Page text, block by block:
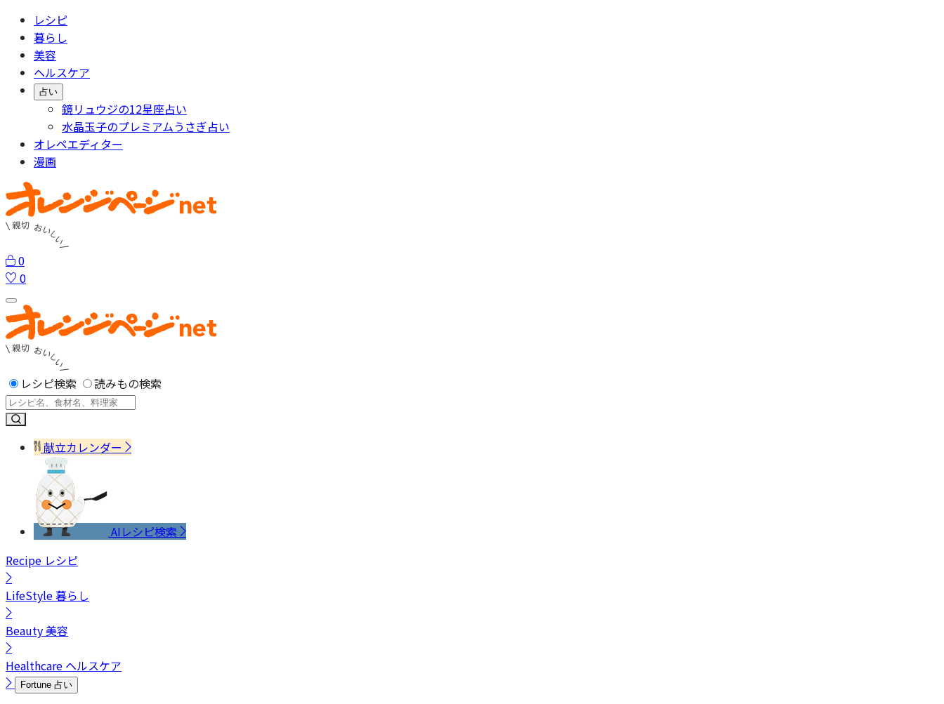
レシピ
暮らし
美容
ヘルスケア
占い
鏡リュウジの12星座占い
水晶玉子のプレミアムうさぎ占い
オレペエディター
漫画
0
0
レシピ検索 読みもの検索
献立カレンダー
AIレシピ検索
Recipe レシピ
LifeStyle暮らし
Beauty美容
Healthcare ヘルスケア
Fortune 占い